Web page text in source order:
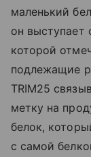
маленький
он выступает
которой
подлежащие
TRIM25
метку на
белок,
с самой